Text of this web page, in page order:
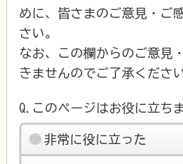
めに、皆さまのご意見・ご
さい。
なお、この欄からのご意見
きませんのでご了承ください
Q.このページはお役に立ち
非常に役に立った